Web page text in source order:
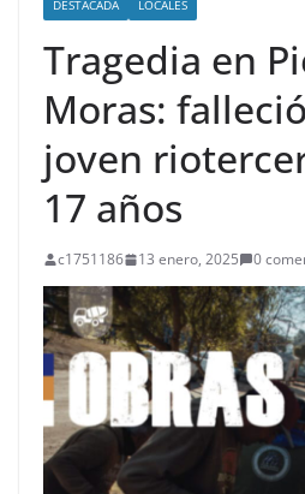
DESTACADA LOCALES
Tragedia en
Moras:
joven
17 años
c1751186 13 enero, 2025 0